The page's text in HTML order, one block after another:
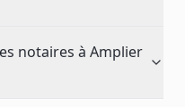
notaires à Amplier